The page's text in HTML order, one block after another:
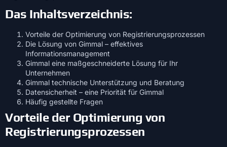
Das Inhaltsverzeichnis:
Vorteile der Optimierung von Registrierungsprozessen
Die Lösung von Gimmal – effektives
Informationsmanagement
Gimmal eine maßgeschneiderte Lösung für Ihr
Unternehmen
Gimmal technische Unterstützung und Beratung
Datensicherheit – eine Priorität für Gimmal
Häufig gestellte Fragen
Vorteile der Optimierung von
Registrierungsprozessen